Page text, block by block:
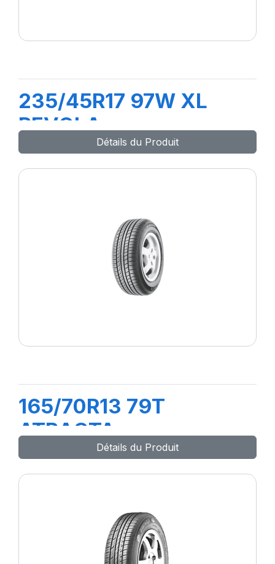
235/45R17 97W XL
REVOLA
Détails du Produit
165/70R13 79T
ATRACTA
Détails du Produit